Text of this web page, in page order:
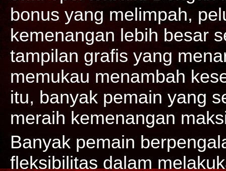
bonus yang melimpah,
kemenangan lebih besar
tampilan grafis yang
memukau menambah
itu, banyak pemain yang
meraih kemenangan
Banyak pemain
fleksibilitas dalam